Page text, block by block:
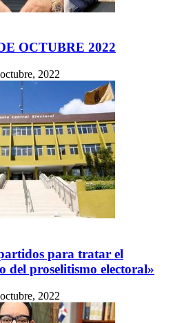
OCTUBRE 2022
2022
para tratar el
del proselitismo electoral»
2022